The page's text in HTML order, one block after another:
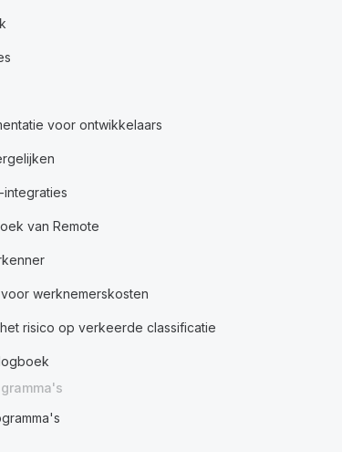
voor ontwikkelaars
integraties
van Remote
werknemerskosten
risico op verkeerde classificatie